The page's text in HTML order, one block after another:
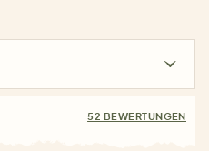
52 BEWERTUNGEN